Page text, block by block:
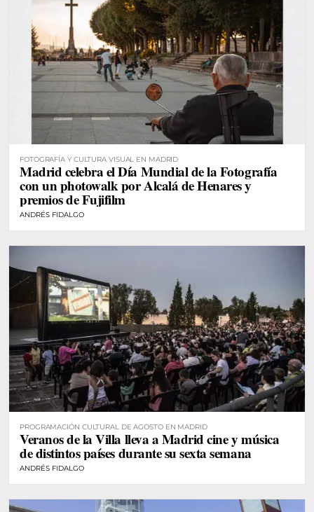
FOTOGRAFÍA Y CULTURA VISUAL EN MADRID
Madrid celebra el Día Mundial de la Fotografía
con un photowalk por Alcalá de Henares y
premios de Fujifilm
ANDRÉS FIDALGO
PROGRAMACIÓN CULTURAL DE AGOSTO EN MADRID
Veranos de la Villa lleva a Madrid cine y música
de distintos países durante su sexta semana
ANDRÉS FIDALGO